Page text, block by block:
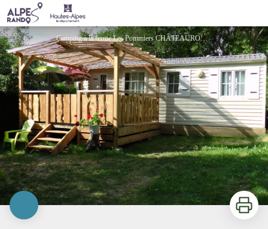
Camping à la ferme Les Pommiers
Camping à la ferme Les Pommiers CHÂTEAUROUX-LES-ALPES - Camping à la ferme Les Pommiers
Imprimer